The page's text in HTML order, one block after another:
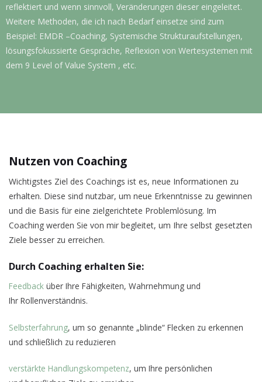
reflektiert und wenn sinnvoll, Veränderungen dieser eingeleitet.
Weitere Methoden, die ich nach Bedarf einsetze sind zum
Beispiel: EMDR –Coaching, Systemische Strukturaufstellungen,
lösungsfokussierte Gespräche, Reflexion von Wertesystemen mit
dem 9 Level of Value System , etc.
Nutzen von Coaching
Wichtigstes Ziel des Coachings ist es, neue Informationen zu
erhalten. Diese sind nutzbar, um neue Erkenntnisse zu gewinnen
und die Basis für eine zielgerichtete Problemlösung. Im
Coaching werden Sie von mir begleitet, um Ihre selbst gesetzten
Ziele besser zu erreichen.
Durch Coaching erhalten Sie:
Feedback über Ihre Fähigkeiten, Wahrnehmung und
Ihr Rollenverständnis.
Selbsterfahrung, um so genannte „blinde“ Flecken zu erkennen
und schließlich zu reduzieren
verstärkte Handlungskompetenz, um Ihre persönlichen